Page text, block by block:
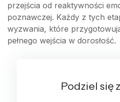
przejścia od reaktywności
poznawczej. Każdy z tych
wyzwania, które
pełnego wejścia w dorosłość.
Podziel się